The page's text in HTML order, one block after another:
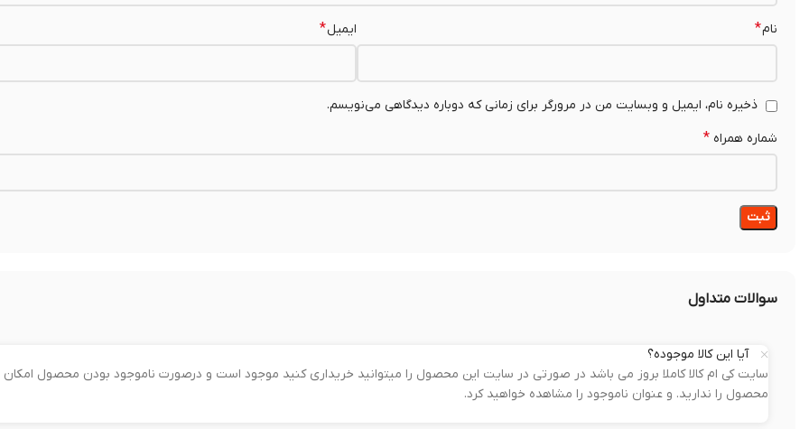
نام* ایمیل*
ذخیره نام، ایمیل و وبسایت من در مرورگر برای زمانی که دوباره دیدگاهی می‌نویسم.
شماره همراه *
سوالات متداول
آیا این کالا موجوده؟
سایت کی ام کالا کاملا بروز می باشد در صورتی در سایت این محصول را میتوانید خریداری کنید موجود است و درصورت ناموجود بودن محصول امکان
محصول را ندارید. و عنوان ناموجود را مشاهده خواهید کرد.